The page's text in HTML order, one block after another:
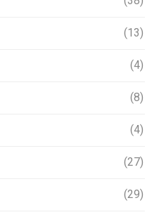
(13)
(4)
(8)
(4)
(27)
(29)